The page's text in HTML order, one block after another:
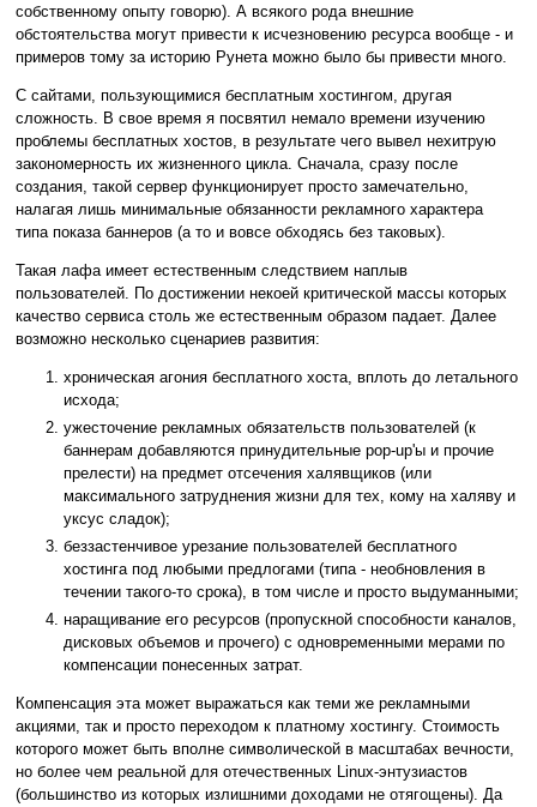
собственному опыту говорю). А всякого рода внешние
обстоятельства могут привести к исчезновению ресурса вообще - и
примеров тому за историю Рунета можно было бы привести много.
С сайтами, пользующимися бесплатным хостингом, другая
сложность. В свое время я посвятил немало времени изучению
проблемы бесплатных хостов, в результате чего вывел нехитрую
закономерность их жизненного цикла. Сначала, сразу после
создания, такой сервер функционирует просто замечательно,
налагая лишь минимальные обязанности рекламного характера
типа показа баннеров (а то и вовсе обходясь без таковых).
Такая лафа имеет естественным следствием наплыв
пользователей. По достижении некоей критической массы которых
качество сервиса столь же естественным образом падает. Далее
возможно несколько сценариев развития:
хроническая агония бесплатного хоста, вплоть до летального
исхода;
ужесточение рекламных обязательств пользователей (к
баннерам добавляются принудительные pop-up'ы и прочие
прелести) на предмет отсечения халявщиков (или
максимального затруднения жизни для тех, кому на халяву и
уксус сладок);
беззастенчивое урезание пользователей бесплатного
хостинга под любыми предлогами (типа - необновления в
течении такого-то срока), в том числе и просто выдуманными;
наращивание его ресурсов (пропускной способности каналов,
дисковых объемов и прочего) с одновременными мерами по
компенсации понесенных затрат.
Компенсация эта может выражаться как теми же рекламными
акциями, так и просто переходом к платному хостингу. Стоимость
которого может быть вполне символической в масштабах вечности,
но более чем реальной для отечественных Linux-энтузиастов
(большинство из которых излишними доходами не отягощены). Да